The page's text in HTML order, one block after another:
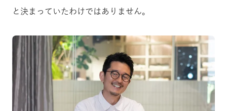
と決まっていたわけではありません。